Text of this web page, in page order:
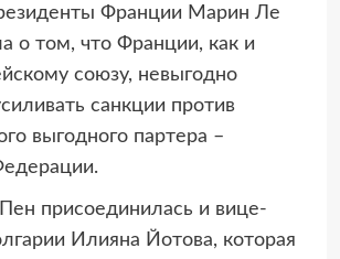
Франции Марин Ле
о том, что Франции, как и
союзу, невыгодно
санкции против
выгодного партера –
присоединилась и вице-
Илияна Йотова, которая